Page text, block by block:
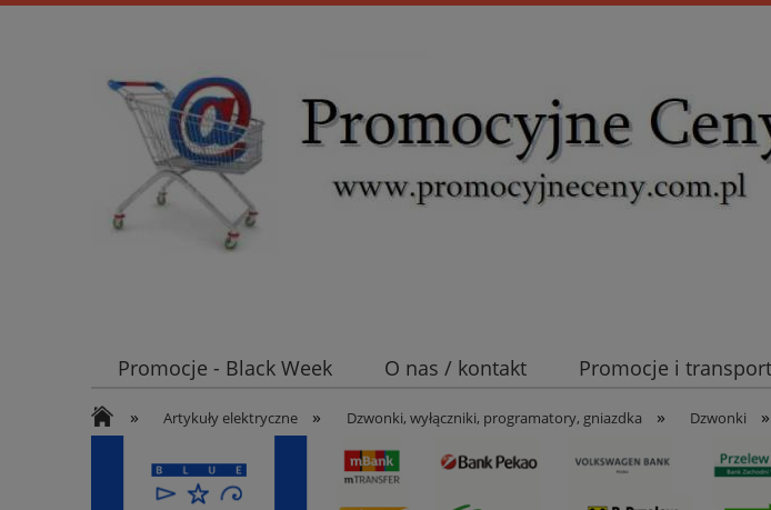
Promocje - Black Week O nas / kontakt Promocje i
Koszt wysyłki
Mufy i głowice SN Euromold Nexans
» Artykuły elektryczne » Dzwonki, wyłączniki, programatory, gniazdka » Dzwonki »